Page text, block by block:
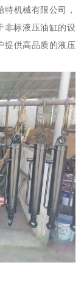
机械有限公司，
非标液压油缸的设
提供高品质的液压